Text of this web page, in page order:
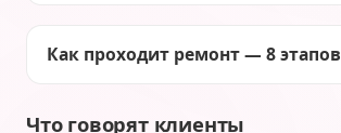
Как проходит ремонт — 8 этапов
Что говорят клиенты